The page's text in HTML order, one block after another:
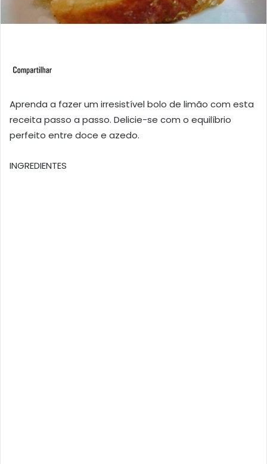
Aprenda a fazer um irresistível bolo de limão com esta
receita passo a passo. Delicie-se com o equilíbrio
perfeito entre doce e azedo.
INGREDIENTES